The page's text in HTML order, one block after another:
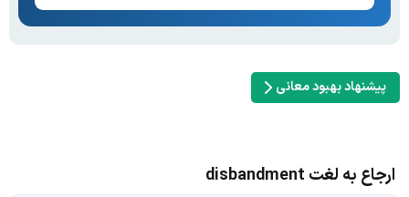
پیشنهاد بهبود معانی
ارجاع به لغت disbandment